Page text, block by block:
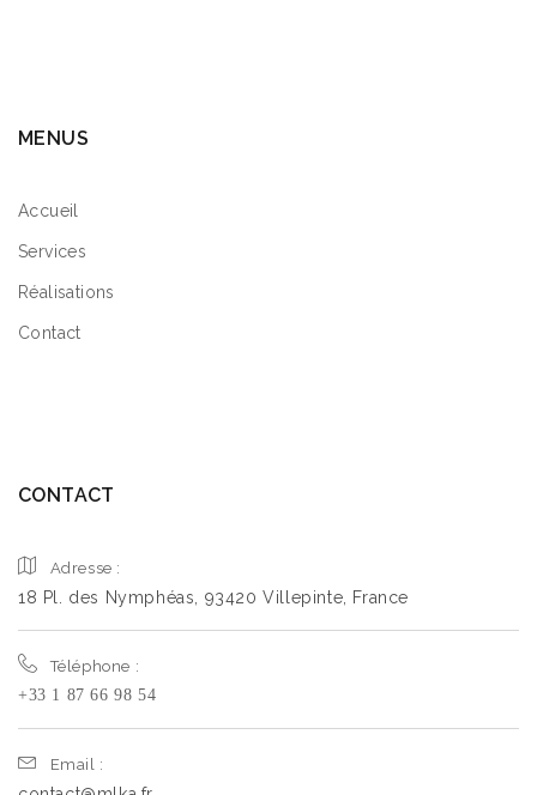
MENUS
Accueil
Services
Réalisations
Contact
CONTACT
Adresse :
18 Pl. des Nymphéas, 93420 Villepinte, France
Téléphone :
+33 1 87 66 98 54
Email :